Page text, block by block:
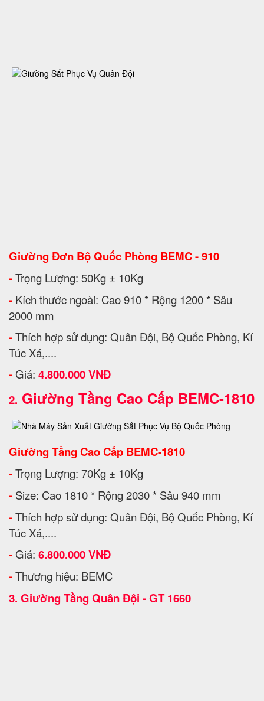
Giường Đơn Bộ Quốc Phòng BEMC - 910
-Trọng Lượng: 50Kg ± 10Kg
- Kích thước ngoài: Cao 910 * Rộng 1200 * Sâu
2000 mm
-Thích hợp sử dụng: Quân Đội, Bộ Quốc Phòng, Kí
Túc Xá,....
- Giá: 4.800.000 VNĐ
2. Giường Tầng Cao Cấp BEMC-1810
Giường Tầng Cao Cấp BEMC-1810
-Trọng Lượng: 70Kg ± 10Kg
- Size: Cao 1810 * Rộng 2030 * Sâu 940 mm
-Thích hợp sử dụng: Quân Đội, Bộ Quốc Phòng, Kí
Túc Xá,....
- Giá: 6.800.000 VNĐ
-Thương hiệu: BEMC
3. Giường Tầng Quân Đội - GT 1660